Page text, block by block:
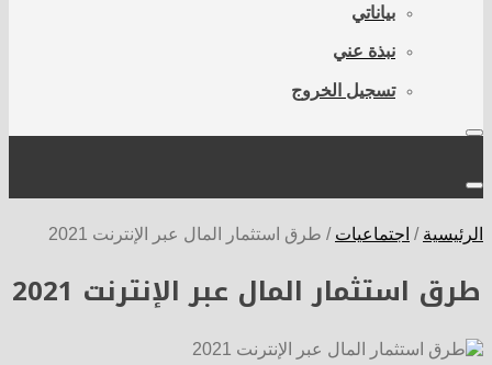
بياناتي
نبذة عني
تسجيل الخروج
الرئيسية / اجتماعيات / طرق استثمار المال عبر الإنترنت 2021
طرق استثمار المال عبر الإنترنت 2021